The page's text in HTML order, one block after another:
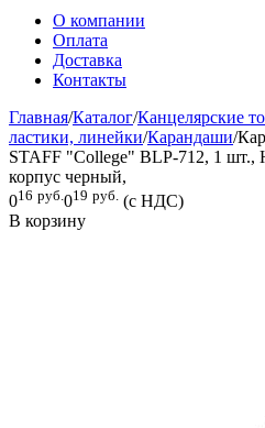
О компании
Оплата
Доставка
Контакты
Главная/Каталог/Канцелярские
ластики, линейки/Карандаши/
STAFF "College" BLP-712, 1 шт.,
корпус черный,
016 руб.019 руб. (с НДС)
В корзину